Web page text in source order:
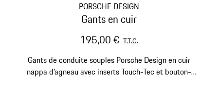
PORSCHE DESIGN
Gants en cuir
195,00 € T.T.C.
Gants de conduite souples Porsche Design en cuir
nappa d’agneau avec inserts Touch-Tec et bouton-